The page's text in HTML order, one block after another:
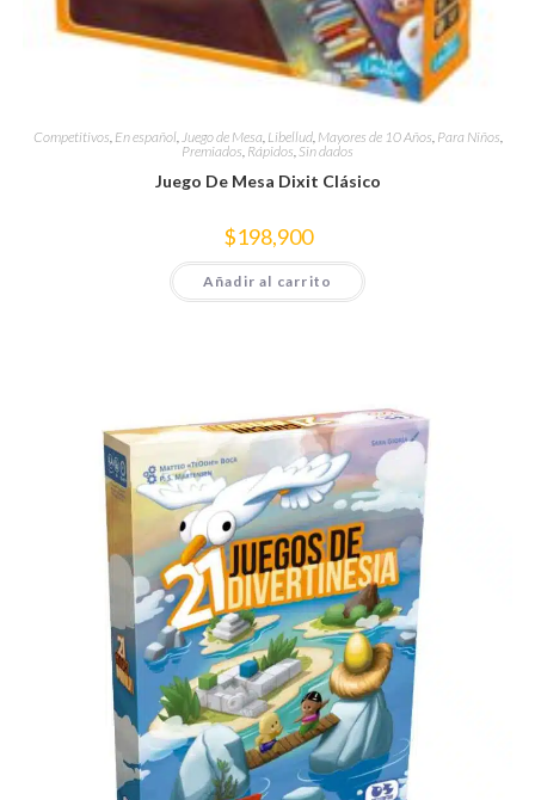
Competitivos, En español,Juego de Mesa, Libellud, Mayores de 10 Años, Para Niños,
Premiados, Rápidos, Sin dados
Juego De Mesa Dixit Clásico
$198,900
Añadir al carrito